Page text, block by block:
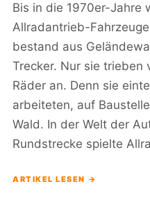
Bis in die 1970er-Jahre
Allradantrieb-
bestand aus
Trecker. Nur sie trieben
Räder an. Denn sie
arbeiteten, auf
Wald. In der Welt der
Rundstrecke spielte
ARTIKEL LESEN →